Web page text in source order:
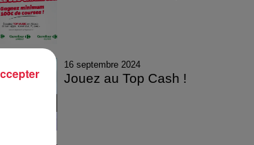
16 septembre 2024
Jouez au Top Cash !